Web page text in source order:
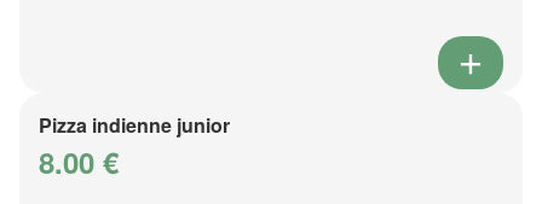
Pizza indienne junior
8.00 €